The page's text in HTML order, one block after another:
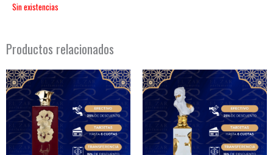
Sin existencias
Productos relacionados